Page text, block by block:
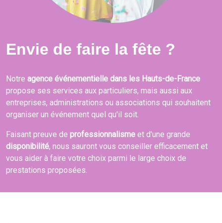
Envie de faire la fête ?
Notre agence événementielle dans les Hauts-de-France
propose ses services aux particuliers, mais aussi aux
entreprises, administrations ou associations qui souhaitent
organiser un événement quel qu'il soit.
Faisant preuve de professionnalisme et d'une grande
disponibilité, nous sauront vous conseiller efficacement et
vous aider à faire votre choix parmi le large choix de
prestations proposées.